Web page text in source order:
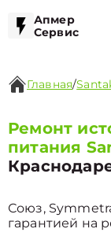
Апмер
Сервис
Главная/
Ремонт
питания
Союз,
гарантией на